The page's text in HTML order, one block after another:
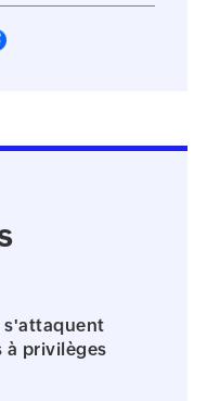
s'attaquent
à privilèges